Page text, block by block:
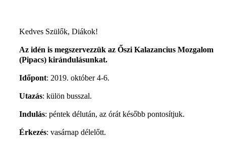
Kedves Szülők, Diákok!
Az idén is megszervezzük az Őszi Kalazancius Mozgalom
(Pipacs) kirándulásunkat.
Időpont: 2019. október 4-6.
Utazás: külön busszal.
Indulás: péntek délután, az órát később pontosítjuk.
Érkezés: vasárnap délelőtt.